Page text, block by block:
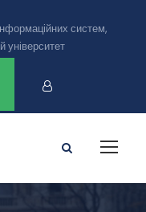
систем,
університет